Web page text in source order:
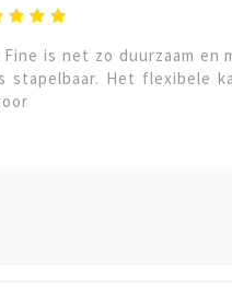
is net zo duurzaam en
stapelbaar. Het flexibele